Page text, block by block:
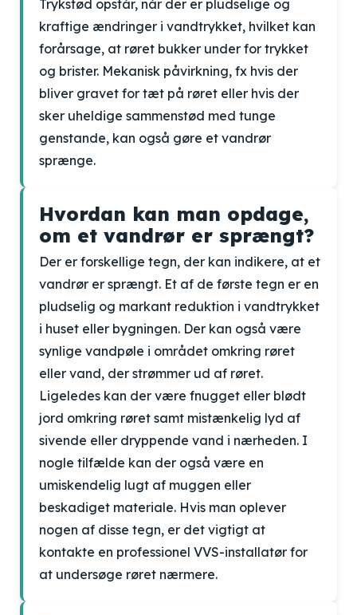
Trykstød opstår, når der er pludselige og
kraftige ændringer i vandtrykket, hvilket kan
forårsage, at røret bukker under for trykket
og brister. Mekanisk påvirkning, fx hvis der
bliver gravet for tæt på røret eller hvis der
sker uheldige sammenstød med tunge
genstande, kan også gøre et vandrør
sprænge.
Hvordan kan man opdage,
om et vandrør er sprængt?
Der er forskellige tegn, der kan indikere, at et
vandrør er sprængt. Et af de første tegn er en
pludselig og markant reduktion i vandtrykket
i huset eller bygningen. Der kan også være
synlige vandpøle i området omkring røret
eller vand, der strømmer ud af røret.
Ligeledes kan der være fnugget eller blødt
jord omkring røret samt mistænkelig lyd af
sivende eller dryppende vand i nærheden. I
nogle tilfælde kan der også være en
umiskendelig lugt af muggen eller
beskadiget materiale. Hvis man oplever
nogen af disse tegn, er det vigtigt at
kontakte en professionel VVS-installatør for
at undersøge røret nærmere.